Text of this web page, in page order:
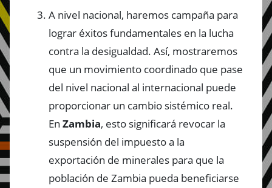
A nivel nacional, haremos campaña para
lograr éxitos fundamentales en la lucha
contra la desigualdad. Así, mostraremos
que un movimiento coordinado que pase
del nivel nacional al internacional puede
proporcionar un cambio sistémico real.
En Zambia, esto significará revocar la
suspensión del impuesto a la
exportación de minerales para que la
población de Zambia pueda beneficiarse